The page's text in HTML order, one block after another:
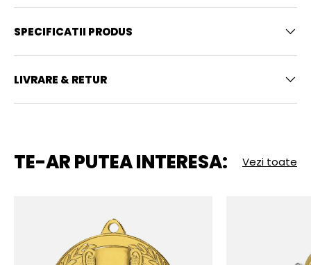
SPECIFICATII PRODUS
LIVRARE & RETUR
TE-AR PUTEA INTERESA: Vezi toate